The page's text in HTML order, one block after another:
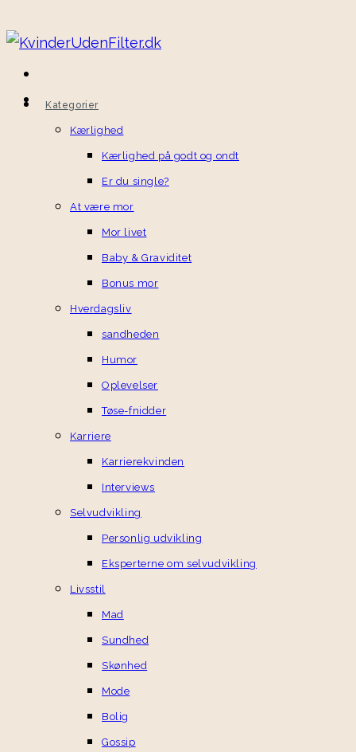
Kategorier
Kærlighed
Kærlighed på godt og ondt
Er du single?
At være mor
Mor livet
Baby & Graviditet
Bonus mor
Hverdagsliv
sandheden
Humor
Oplevelser
Tøse-fnidder
Karriere
Karrierekvinden
Interviews
Selvudvikling
Personlig udvikling
Eksperterne om selvudvikling
Livsstil
Mad
Sundhed
Skønhed
Mode
Bolig
Gossip